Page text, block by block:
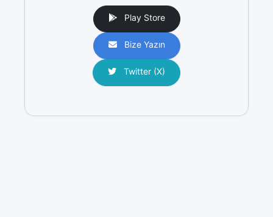
Play Store
Bize Yazın
Twitter (X)